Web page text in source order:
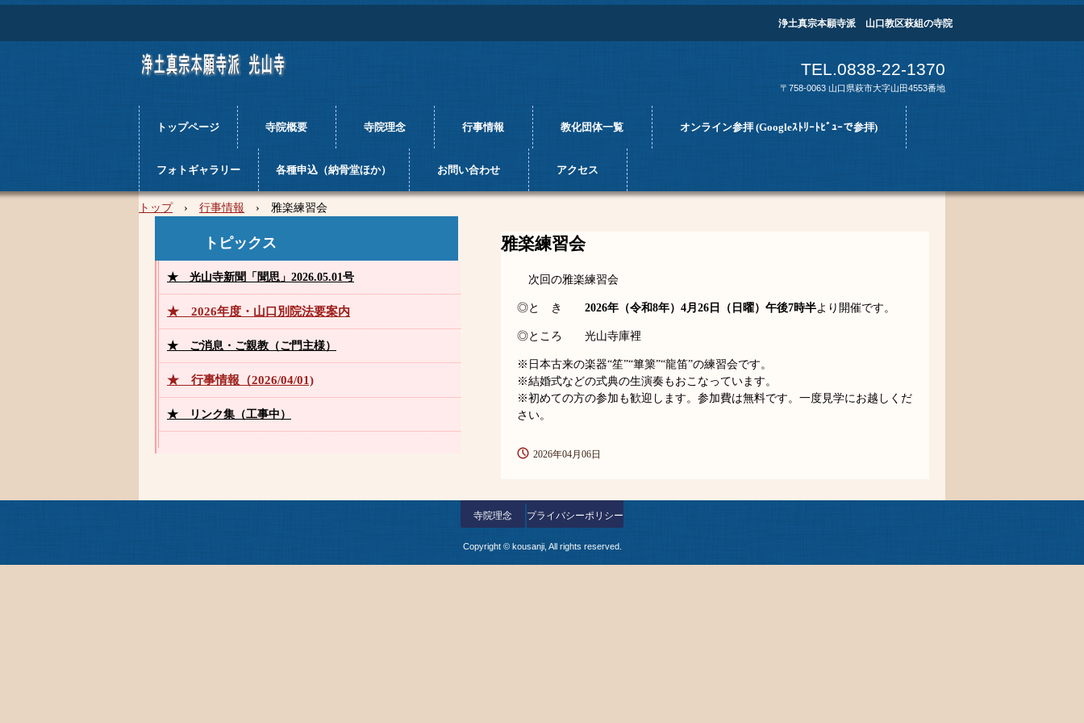
浄土真宗本願寺派 山口教区萩組の寺院
TEL.0838-22-1370
〒758-0063 山口県萩市大字山田4553番地
トップページ 寺院概要 寺院理念 行事情報 教化団体一覧 オンライン参拝 (Googleｽﾄﾘｰﾄﾋﾞｭｰで参拝)
フォトギャラリー 各種申込（納骨堂ほか） お問い合わせ アクセス
トップ › 行事情報 › 雅楽練習会
雅楽練習会
次回の雅楽練習会
◎と き 2026年（令和8年）4月26日（日曜）午後7時半より開催です。
◎ところ 光山寺庫裡
※日本古来の楽器“笙”“篳篥”“龍笛”の練習会です。
※結婚式などの式典の生演奏もおこなっています。
※初めての方の参加も歓迎します。参加費は無料です。一度見学にお越しくだ
さい。
2026年04月06日
トピックス
★ 光山寺新聞「聞思」 2026.05.01号
★ 2026年度・山口別院法要案内
★ ご消息・ご親教 （ご門主様）
★ 行事情報（2026/04/01)
★ リンク集（工事中）
寺院理念 プライバシーポリシー
Copyright © kousanji, All rights reserved.